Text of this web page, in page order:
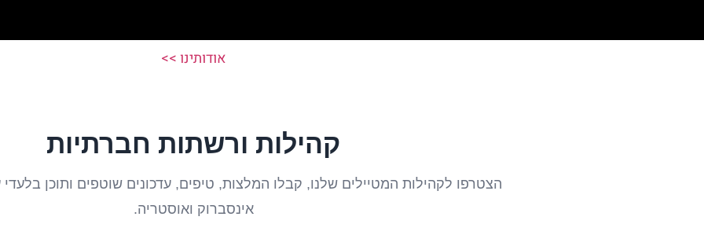
אודותינו >>
קהילות ורשתות חברתיות
הצטרפו לקהילות המטיילים שלנו, קבלו המלצות, טיפים, עדכונים שוטפים ותוכן בלעדי
אינסברוק ואוסטריה.